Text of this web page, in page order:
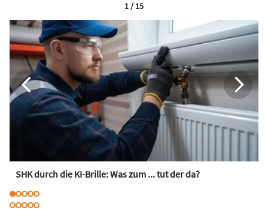
SHK durch die KI-Brille: Was zum ... tut der da?
1 / 15